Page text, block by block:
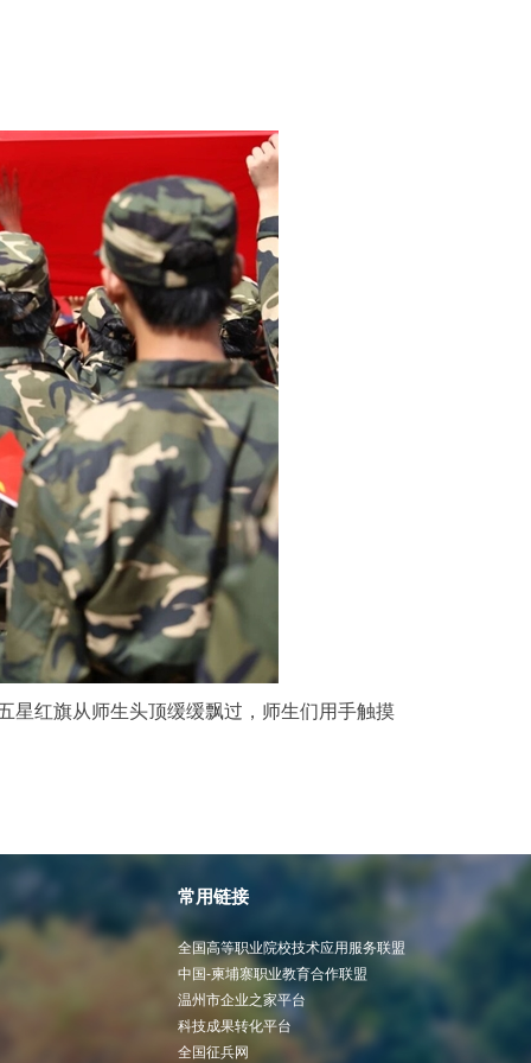
星红旗从师生头顶缓缓飘过，师生们用手触摸
常用链接
全国高等职业院校技术应用服务联盟
中国-柬埔寨职业教育合作联盟
温州市企业之家平台
科技成果转化平台
全国征兵网